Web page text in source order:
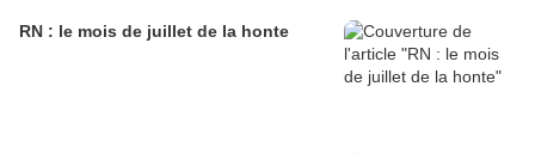
RN : le mois de juillet de la honte